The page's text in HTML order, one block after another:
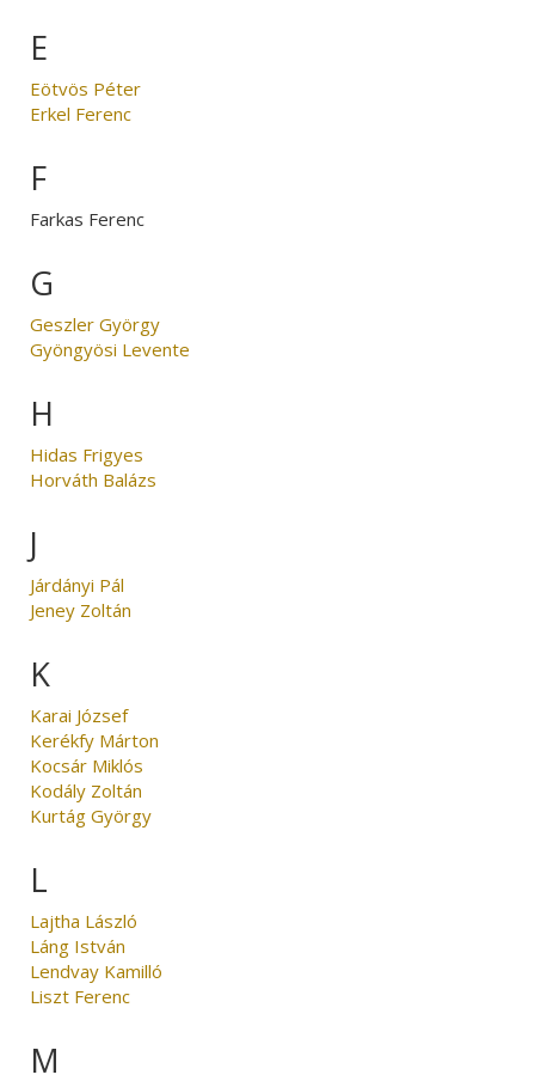
E
Eötvös Péter
Erkel Ferenc
F
Farkas Ferenc
G
Geszler György
Gyöngyösi Levente
H
Hidas Frigyes
Horváth Balázs
J
Járdányi Pál
Jeney Zoltán
K
Karai József
Kerékfy Márton
Kocsár Miklós
Kodály Zoltán
Kurtág György
L
Lajtha László
Láng István
Lendvay Kamilló
Liszt Ferenc
M